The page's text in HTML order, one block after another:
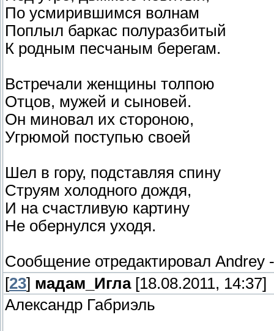
По усмирившимся волнам
Поплыл баркас полуразбитый
К родным песчаным берегам.
Встречали женщины толпою
Отцов, мужей и сыновей.
Он миновал их стороною,
Угрюмой поступью своей
Шел в гору, подставляя спину
Струям холодного дождя,
И на счастливую картину
Не обернулся уходя.
Сообщение отредактировал Andrey
[23] мадам_Игла[18.08.2011, 14:37]
Александр Габриэль